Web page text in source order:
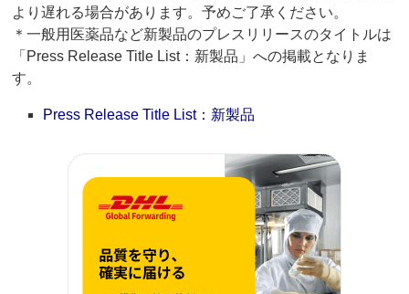
より遅れる場合があります。予めご了承ください。
＊一般用医薬品など新製品のプレスリリースのタイトルは
「Press Release Title List：新製品」への掲載となりま
す。
Press Release Title List：新製品